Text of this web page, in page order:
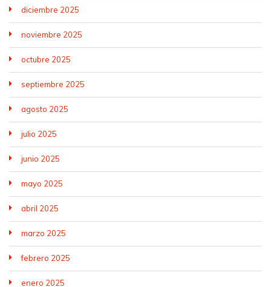
diciembre 2025
noviembre 2025
octubre 2025
septiembre 2025
agosto 2025
julio 2025
junio 2025
mayo 2025
abril 2025
marzo 2025
febrero 2025
enero 2025